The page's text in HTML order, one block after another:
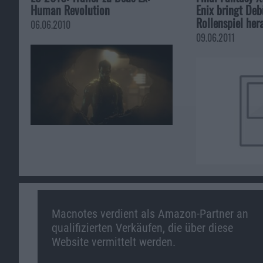
Human Revolution
06.06.2010
Enix bringt
Rollenspiel
09.06.2011
Macnotes verdient als Amazon-Partner an
qualifizierten Verkäufen, die über diese
Website vermittelt werden.